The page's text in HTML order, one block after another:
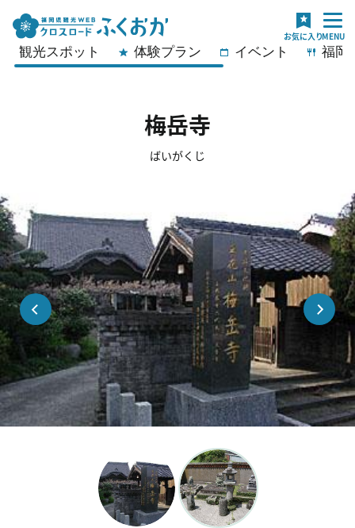
観光スポット 体験プラン イベント 福岡
梅岳寺
ばいがくじ